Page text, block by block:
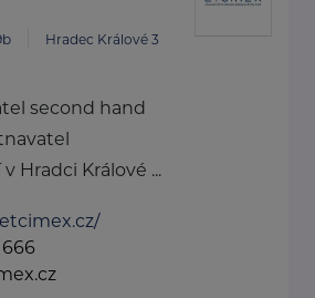
Hradec Králové 3
second hand
Hradci Králové ...
666